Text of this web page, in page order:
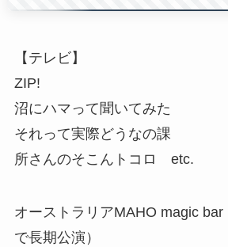
【テレビ】
ZIP!
沼にハマって聞いてみた
それって実際どうなの課
所さんのそこんトコロ etc.
オーストラリアMAHO magic
で長期公演）